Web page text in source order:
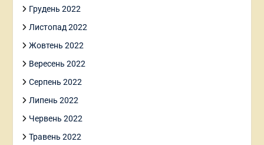
Грудень 2022
Листопад 2022
Жовтень 2022
Вересень 2022
Серпень 2022
Липень 2022
Червень 2022
Травень 2022